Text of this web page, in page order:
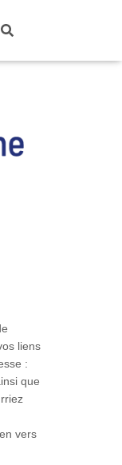
liens
:
que
vers